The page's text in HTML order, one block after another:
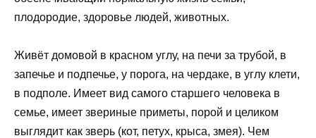
плодородие, здоровье людей, животных.
Живёт домовой в красном углу, на печи за трубой, в
запечье и подпечье, у порога, на чердаке, в углу клети,
в подполе. Имеет вид самого старшего человека в
семье, имеет звериные приметы, порой и целиком
выглядит как зверь (кот, петух, крыса, змея). Чем